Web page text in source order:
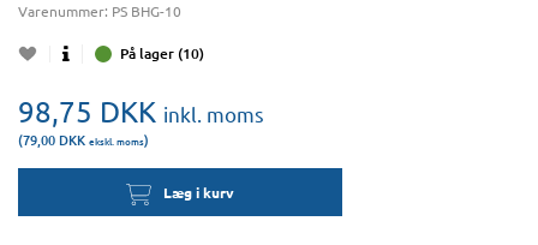
Varenummer: PS BHG-10
På lager (10)
98,75 DKK inkl. moms
(79,00 DKK ekskl. moms)
Læg i kurv